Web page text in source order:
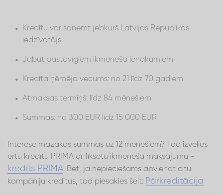
Kredītu var saņemt jebkurš Latvijas Republikas
iedzīvotājs
Jābūt pastāvīgiem ikmēneša ienākumiem
Kredīta ņēmēja vecums: no 21 līdz 70 gadiem
Atmaksas termiņš: līdz 84 mēnešiem
Summas: no 300 EUR līdz 15 000 EUR
Interesē mazākas summas uz 12 mēnešiem? Tad izvēlies
ērtu kredītu PRIMA ar fiksētu ikmēneša maksājumu -
kredīts PRIMA. Bet, ja nepieciešams apvienot citu
kompāniju kredītus, tad piesakies šeit: Pārkreditācija